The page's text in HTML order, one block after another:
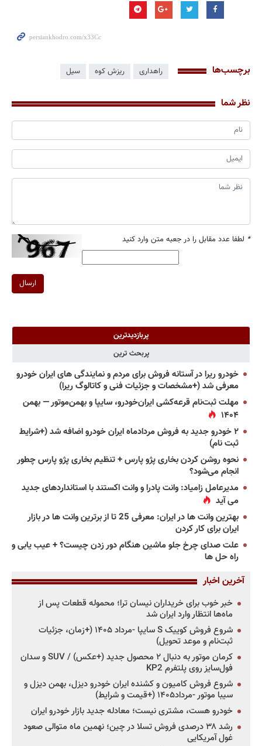
برچسب‌ها راهداری ریزش کوه سیل
نظر شما
* لطفا عدد مقابل را در جعبه متن وارد کنید
ارسال
پربازدیدترین
پربحث ترین
خودرو ریرا در آستانه فروش برای مردم و نمایندگی های ایران خودرو
معرفی شد (+مشخصات و جزئیات فنی و کاتالوگ ریرا)
مهلت ثبت‌نام قرعه‌کشی ایران‌خودرو، سایپا و بهمن‌موتور — بهمن
۱۴۰۴
۲ خودرو جدید به فروش مردادماه ایران خودرو اضافه شد (+شرایط
ثبت نام)
نحوه روشن کردن بخاری پژو پارس + تنظیم بخاری پژو پارس چطور
انجام می‌شود؟
مدیرعامل زامیاد: وانت پادرا و وانت اکستند با استانداردهای جدید
می آید
بهترین وانت ها در ایران: معرفی 25 تا از برترین وانت ها در بازار
ایران برای کار کردن
علت صدای چرخ جلو ماشین هنگام دور زدن چیست؟ + عیب یابی و
راه حل ها
آخرین اخبار
خبر خوب برای خریداران نیسان ترا؛ محموله قطعات پس از
ماه‌ها انتظار وارد ایران شد
شروع فروش کوییک S سایپا -مرداد ۱۴۰۵ (+زمان، جزئیات
ثبت‌نام و موعد تحویل)
کرمان موتور به دنبال ۲ محصول جدید (+عکس) / SUV و سدان
فول‌سایز روی پلتفرم KP2
شروع فروش کامیون و کشنده ایران خودرو دیزل، بهمن دیزل و
سیبا موتور -مرداد۱۴۰۵ (+قیمت و شرایط)
خودرو هست، مشتری نیست؛ معادله جدید بازار خودرو ایران
رشد ۳۸ درصدی فروش تسلا در چین؛ نهمین ماه متوالی صعود
غول آمریکایی